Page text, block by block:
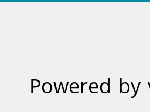
Powered